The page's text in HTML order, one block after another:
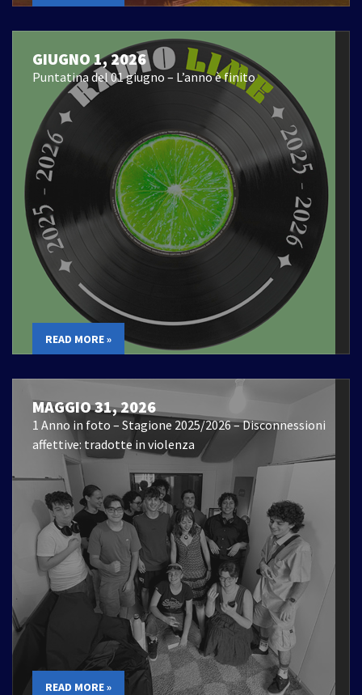
GIUGNO 1, 2026
Puntatina del 01 giugno – L’anno è finito
READ MORE »
MAGGIO 31, 2026
1 Anno in foto – Stagione 2025/2026 – Disconnessioni
affettive: tradotte in violenza
READ MORE »